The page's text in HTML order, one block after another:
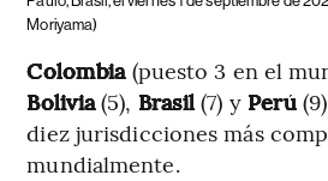
Moriyama)
Colombia (puesto 3 en el
Bolivia(5), Brasil(7) y Perú
diez jurisdicciones más
mundialmente.